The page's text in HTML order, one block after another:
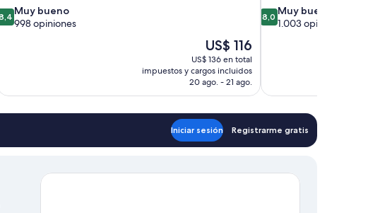
Muy bueno
998 opiniones
El
precio
actual
es
de
US$ 116
US$ 136 en total
impuestos y cargos incluidos
20 ago. - 21 ago.
8.0
de
opiniones
8,0 Muy bueno
1.003 opiniones
Iniciar sesión Registrarme gratis